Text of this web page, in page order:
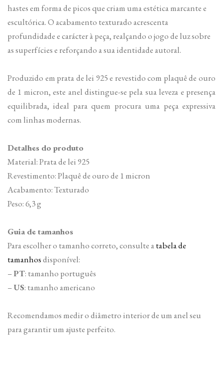
hastes em forma de picos que criam uma estética marcante e
escultórica. O acabamento texturado acrescenta
profundidade e carácter à peça, realçando o jogo de luz sobre
as superfícies e reforçando a sua identidade autoral.
Produzido em prata de lei 925 e revestido com plaquê de ouro
de 1 micron, este anel distingue-se pela sua leveza e presença
equilibrada, ideal para quem procura uma peça expressiva
com linhas modernas.
Detalhes do produto
Material: Prata de lei 925
Revestimento: Plaquê de ouro de 1 micron
Acabamento: Texturado
Peso: 6,3 g
Guia de tamanhos
Para escolher o tamanho correto, consulte atabela de
tamanhosdisponível:
–PT: tamanho português
–US: tamanho americano
Recomendamos medir o diâmetro interior de um anel seu
para garantir um ajuste perfeito.